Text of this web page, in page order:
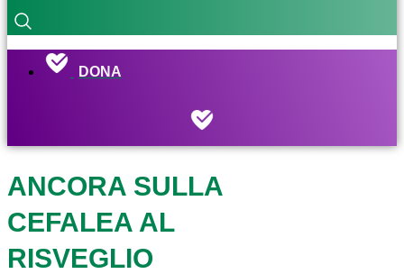
DONA
ANCORA SULLA
CEFALEA AL
RISVEGLIO